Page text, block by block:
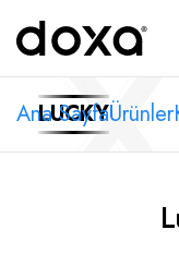
Ana SayfaÜrünler
LUCKY